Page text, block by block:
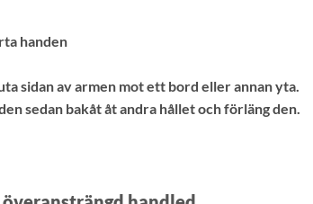
sidan av armen mot ett bord eller annan yta.
sedan bakåt åt andra hållet och förläng den.